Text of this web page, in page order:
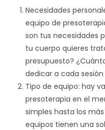
Necesidades
equipo de
son tus necesidades
tu cuerpo quieres
presupuesto?
dedicar a cada
Tipo de equipo: hay
presoterapia en el
simples hasta los
equipos tienen una